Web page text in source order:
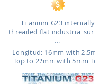
Titanium G23 internally
threaded flat industrial
...
Longitud: 16mm with
Top to 22mm with 5mm